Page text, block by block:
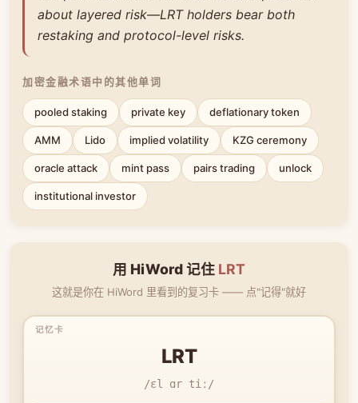
about layered risk—LRT holders bear both
restaking and protocol-level risks.
加密金融术语中的其他单词
pooled staking private key deflationary token
AMM Lido implied volatility KZG ceremony
oracle attack mint pass pairs trading unlock
institutional investor
用 HiWord 记住 LRT
这就是你在 HiWord 里看到的复习卡 —— 点"记得"就好
LRT
/ɛl ɑr tiː/